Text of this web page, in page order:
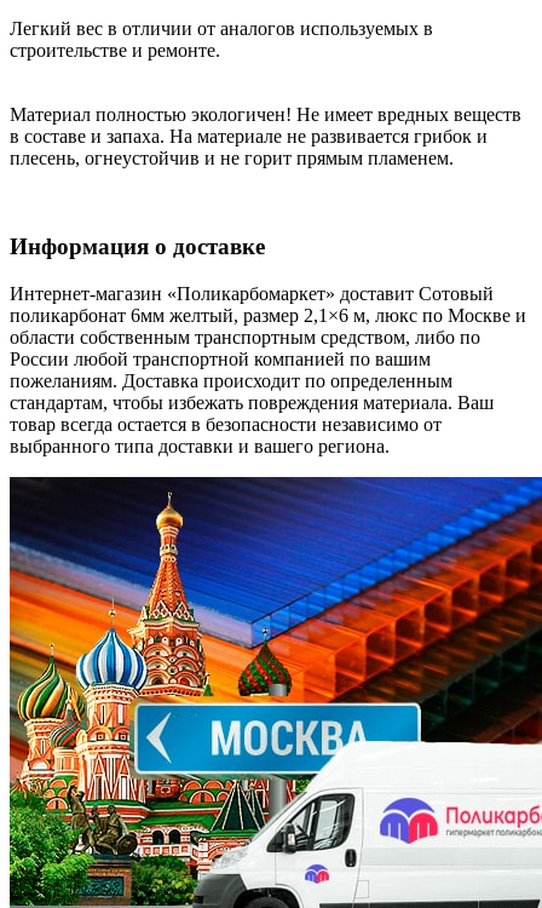
Легкий вес в отличии от аналогов используемых в
строительстве и ремонте.
Материал полностью экологичен! Не имеет вредных веществ
в составе и запаха. На материале не развивается грибок и
плесень, огнеустойчив и не горит прямым пламенем.
Информация о доставке
Интернет-магазин «Поликарбомаркет» доставит Сотовый
поликарбонат 6мм желтый, размер 2,1×6 м, люкс по Москве и
области собственным транспортным средством, либо по
России любой транспортной компанией по вашим
пожеланиям. Доставка происходит по определенным
стандартам, чтобы избежать повреждения материала. Ваш
товар всегда остается в безопасности независимо от
выбранного типа доставки и вашего региона.